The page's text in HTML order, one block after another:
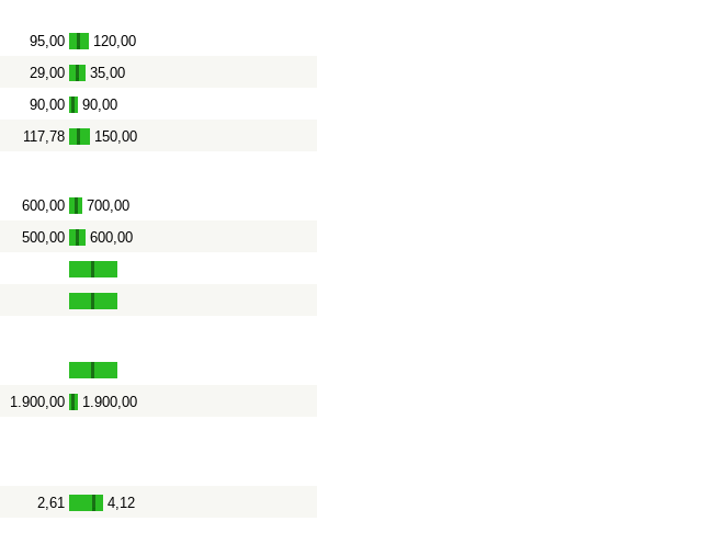
95,00 - 120,00
29,00 - 35,00
90,00 - 90,00
117,78 - 150,00
600,00 - 700,00
500,00 - 600,00
1.900,00 - 1.900,00
2,61 - 4,12